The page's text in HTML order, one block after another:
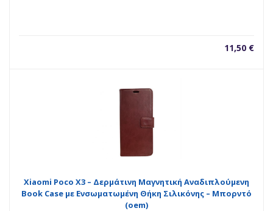
11,50 €
Xiaomi Poco X3 – Δερμάτινη Μαγνητική Αναδιπλούμενη
Book Case με Ενσωματωμένη Θήκη Σιλικόνης – Μπορντό
(oem)